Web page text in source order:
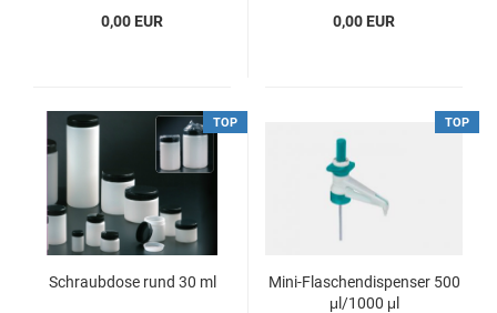
0,00 EUR 0,00 EUR
TOP
Schraubdose rund 30 ml
TOP
Mini-Flaschendispenser 500
μl/1000 μl